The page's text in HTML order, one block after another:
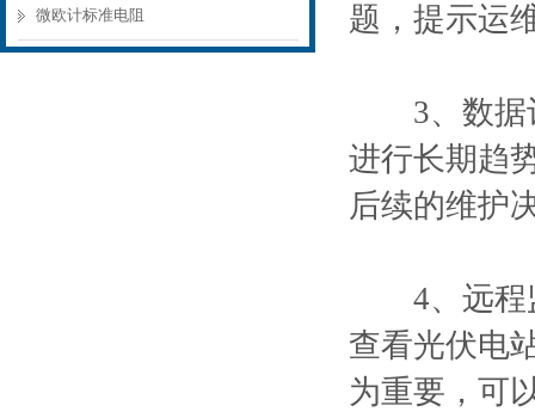
微欧计标准电阻
题，提示运
3、数据记
进行长期趋
后续的维护
4、远程监
查看光伏电
为重要，可